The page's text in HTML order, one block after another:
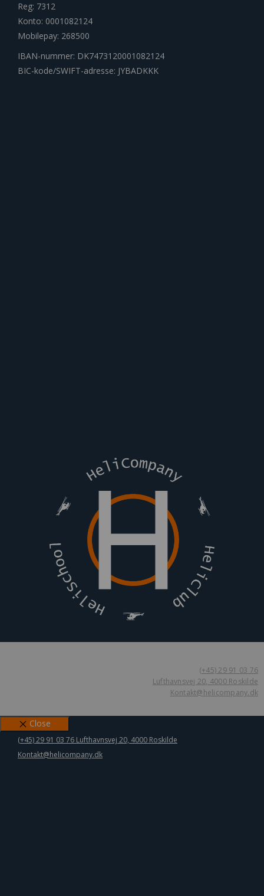
Reg: 7312
Konto: 0001082124
Mobilepay: 268500
IBAN-nummer: DK7473120001082124
BIC-kode/SWIFT-adresse: JYBADKKK
(+45) 29 91 03 76
Lufthavnsvej 20, 4000 Roskilde
Kontakt@helicompany.dk
Close
(+45) 29 91 03 76 Lufthavnsvej 20, 4000 Roskilde
Kontakt@helicompany.dk